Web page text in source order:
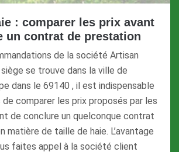
: comparer les prix avant
un contrat de prestation
de la société Artisan
se trouve dans la ville de
dans le 69140 , il est indispensable
comparer les prix proposés par les
de conclure un quelconque contrat
matière de taille de haie. L’avantage
faites appel à la société client